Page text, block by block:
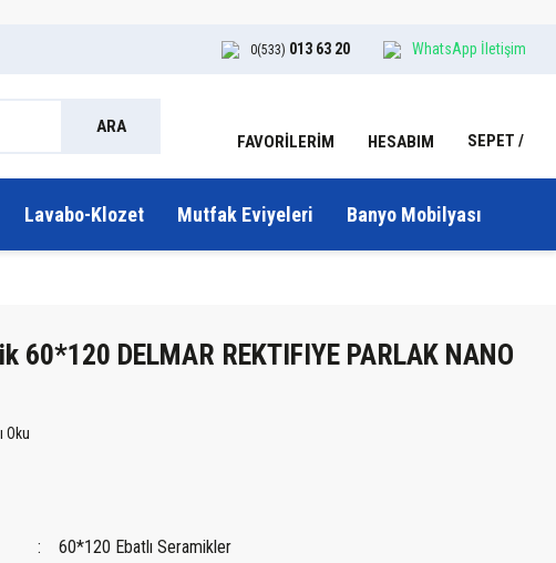
0(533) 013 63 20 WhatsApp İletişim
ARA
FAVORİLERİM HESABIM SEPET
Lavabo-Klozet Mutfak Eviyeleri Banyo Mobilyası
60*120 DELMAR REKTIFIYE PARLAK NANO
Oku
60*120 Ebatlı Seramikler